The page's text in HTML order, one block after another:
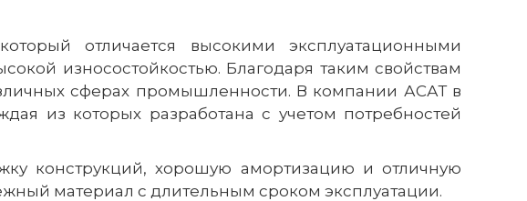
отличается высокими эксплуатационными
износостойкостью. Благодаря таким свойствам
сферах промышленности. В компании АСАТ в
из которых разработана с учетом потребностей
конструкций, хорошую амортизацию и отличную
материал с длительным сроком эксплуатации.